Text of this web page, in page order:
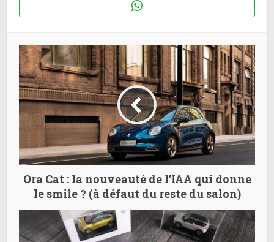
Ora Cat : la nouveauté de l’IAA qui donne
le smile ? (à défaut du reste du salon)